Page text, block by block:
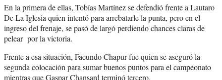
En la primera de ellas, Tobías Martínez se defendió frente a Lautaro
De La Iglesia quien intentó para arrebatarle la punta, pero en el
ingreso del frenaje, se pasó de largó perdiendo chances claras de
pelear por la victoria.
Frente a esa situación, Facundo Chapur fue quien se aseguró la
segunda colocación para sumar buenos puntos para el campeonato
mientras que Gaspar Chansard terminó tercero.